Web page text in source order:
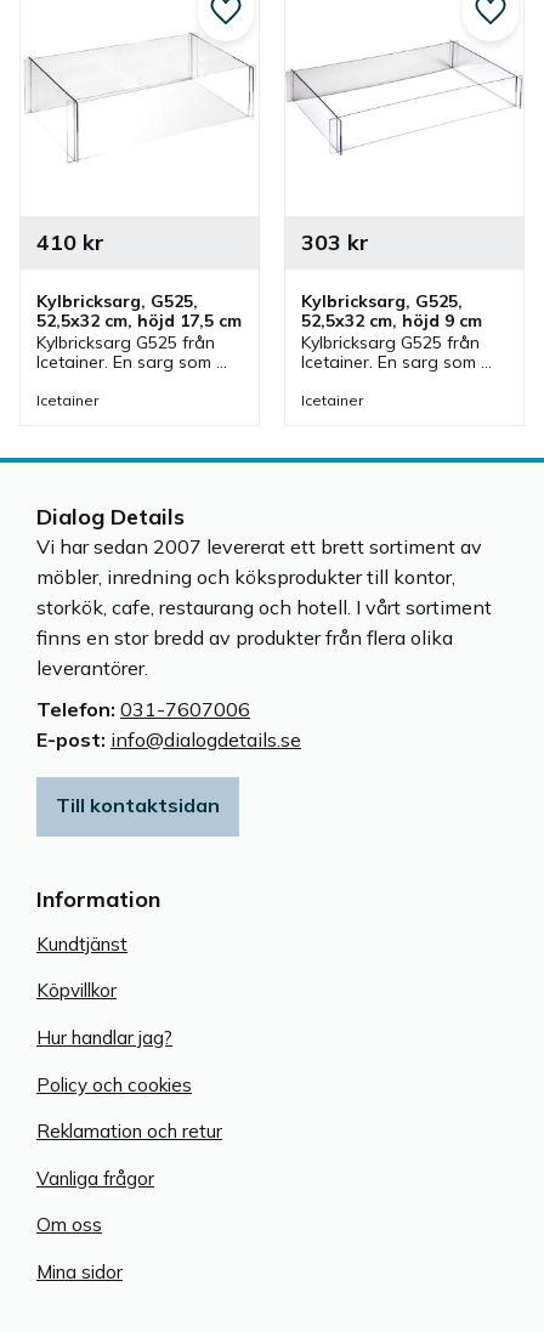
Kylbricksarg, G525,
52,5x32 cm, höjd 17,5 cm
Kylbricksarg G525 från
Icetainer. En sarg som
med storlek GN 1/1.
410kr
Icetainer
Lägg till i favoriter
Kylbricksarg, G525,
52,5x32 cm, höjd 9 cm
Kylbricksarg G525 från
Icetainer. En sarg som
med storlek GN 1/1.
303 kr
Icetainer
Lägg
Information
Kundtjänst
Köpvillkor
Hur handlar jag?
Policy och cookies
Reklamation och retur
Vanliga frågor
Om oss
Mina sidor
Dialog Details
Vi har sedan 2007 levererat ett brett sortiment av
möbler, inredning och köksprodukter till kontor,
storkök, cafe, restaurang och hotell. I vårt sortiment
finns en stor bredd av produkter från flera olika
leverantörer.
Telefon: 031-7607006
E-post: info@dialogdetails.se
Till kontaktsidan